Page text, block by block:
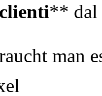
** dal
man